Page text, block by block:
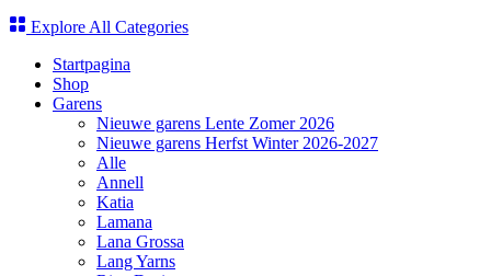
Explore All Categories
Startpagina
Shop
Garens
Nieuwe garens Lente Zomer 2026
Nieuwe garens Herfst Winter 2026-2027
Alle
Annell
Katia
Lamana
Lana Grossa
Lang Yarns